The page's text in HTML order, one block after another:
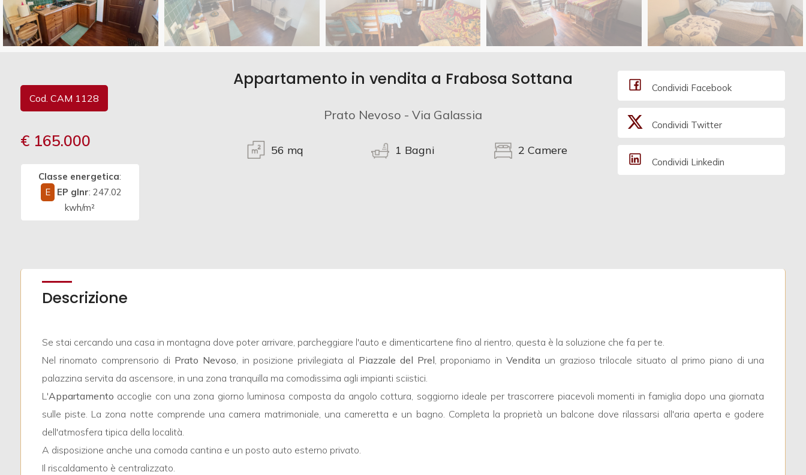
Vedi più foto
Cod. CAM 1128
€ 165.000
Classe energetica:
E
EP glnr: 247.02
kwh/m²
Appartamento in vendita a Frabosa Sottana
Prato Nevoso - Via Galassia
56 mq 1 Bagni 2 Camere
Condividi Facebook
Condividi Twitter
Condividi Linkedin
Descrizione
Se stai cercando una casa in montagna dove poter arrivare, parcheggiare l'auto e dimenticartene fino al rientro, questa è la soluzione che fa per te.
Nel rinomato comprensorio di Prato Nevoso, in posizione privilegiata al Piazzale del Prel, proponiamo in Vendita un grazioso trilocale situato al primo piano di una
palazzina servita da ascensore, in una zona tranquilla ma comodissima agli impianti sciistici.
L'Appartamento accoglie con una zona giorno luminosa composta da angolo cottura, soggiorno ideale per trascorrere piacevoli momenti in famiglia dopo una giornata
sulle piste. La zona notte comprende una camera matrimoniale, una cameretta e un bagno. Completa la proprietà un balcone dove rilassarsi all'aria aperta e godere
dell'atmosfera tipica della località.
A disposizione anche una comoda cantina e un posto auto esterno privato.
Il riscaldamento è centralizzato.
Commerciali
Terreni
Prezzo
mq
Locali
minimi
Qualsiasi